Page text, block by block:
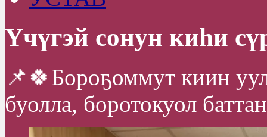
Үчүгэй сонун киһи
📌🍀Бороҕоммут киин
буолла, боротокуол